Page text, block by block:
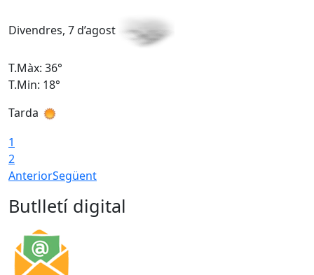
Divendres, 7 d’agost
T.Màx: 36°
T.Min: 18°
Tarda
1
2
AnteriorSegüent
Butlletí digital